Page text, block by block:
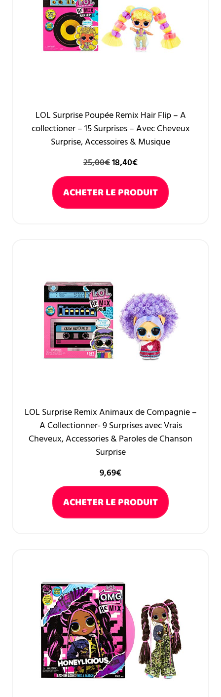
LOL Surprise Poupée Remix Hair Flip – A
collectioner – 15 Surprises – Avec Cheveux
Surprise, Accessoires & Musique
25,00€18,40€
ACHETER LE PRODUIT
LOL Surprise Remix Animaux de Compagnie –
A Collectionner- 9 Surprises avec Vrais
Cheveux, Accessories & Paroles de Chanson
Surprise
9,69€
ACHETER LE PRODUIT